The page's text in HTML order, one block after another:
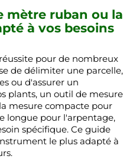
mètre ruban ou la
à vos besoins
pour de nombreux
de délimiter une parcelle,
ou d'assurer un
plants, un outil de mesure
mesure compacte pour
longue pour l'arpentage,
spécifique. Ce guide
le plus adapté à